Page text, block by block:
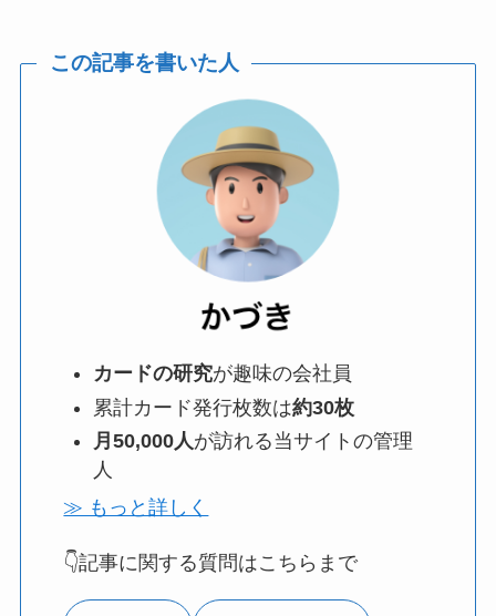
この記事を書いた人
カードの研究が趣味の会社員
累計カード発行枚数は約30枚
月50,000人が訪れる当サイトの管理
人
≫ もっと詳しく
👇記事に関する質問はこちらまで